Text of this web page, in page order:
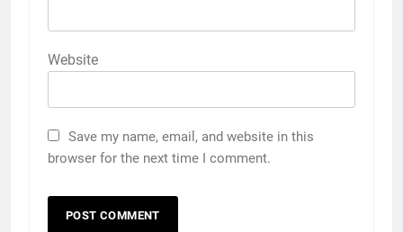
Website
Save my name, email, and website in this
browser for the next time I comment.